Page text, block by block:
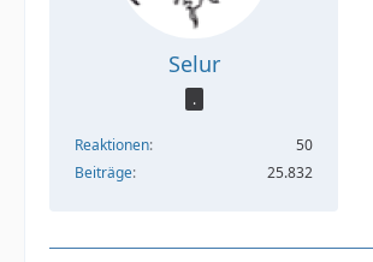
Selur
.
Reaktionen
50
Beiträge
25.832